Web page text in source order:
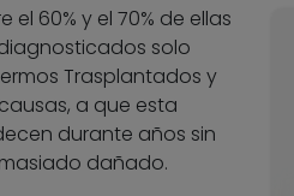
60% y el 70% de ellas
solo
Trasplantados y
a que esta
durante años sin
dañado.